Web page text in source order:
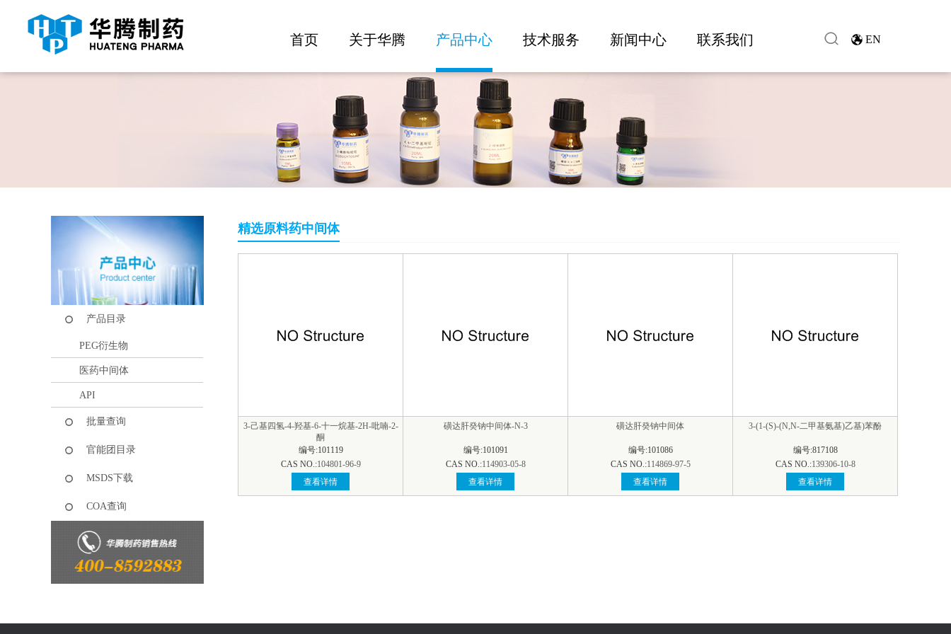
首页 关于华腾 产品中心 技术服务 新闻中心 联系我们 EN
产品目录
PEG衍生物
医药中间体
API
批量查询
官能团目录
MSDS下载
COA查询
精选原料药中间体
3-己基四氢-4-羟基-6-十一烷基-2H-吡喃-2-
酮
编号:101119
CAS NO.:104801-96-9
查看详情
磺达肝癸钠中间体-N-3
编号:101091
CAS NO.:114903-05-8
查看详情
磺达肝癸钠中间体
编号:101086
CAS NO.:114869-97-5
查看详情
3-(1-(S)-(N,N-二甲基氨基)乙基)苯酚
编号:817108
CAS NO.:139306-10-8
查看详情